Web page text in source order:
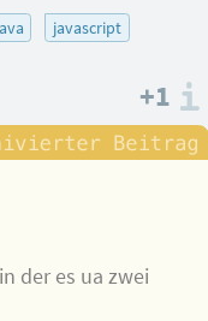
javascript
+1
der es ua zwei